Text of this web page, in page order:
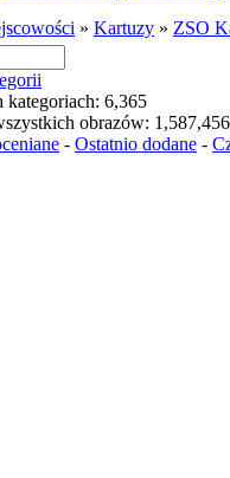
» Kartuzy » ZSO
6,365
obrazów: 1,587,456
- Ostatnio dodane -